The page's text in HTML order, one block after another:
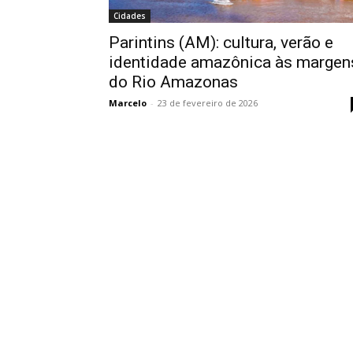
Cidades
Parintins (AM): cultura, verão e
identidade amazônica às
do Rio Amazonas
Marcelo - 23 de fevereiro de 2026